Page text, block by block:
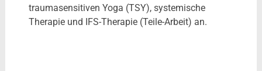
traumasensitiven Yoga (TSY), systemische
Therapie und IFS-Therapie (Teile-Arbeit) an.